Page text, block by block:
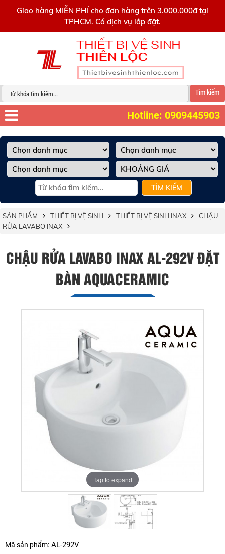
Giao hàng MIỄN PHÍ cho đơn hàng trên 3.000.000đ tại
TPHCM. Có dịch vụ lắp đặt.
Tìm kiếm
Hotline: 0909445903
TÌM KIẾM
SẢN PHẨM THIẾT BỊ VỆ SINH THIẾT BỊ VỆ SINH INAX
CHẬU
RỬA LAVABO INAX
CHẬU RỬA LAVABO INAX AL-292V ĐẶT
BÀN AQUACERAMIC
Tap to expand
Tap to expand
Mã sản phẩm: AL-292V
0909445903